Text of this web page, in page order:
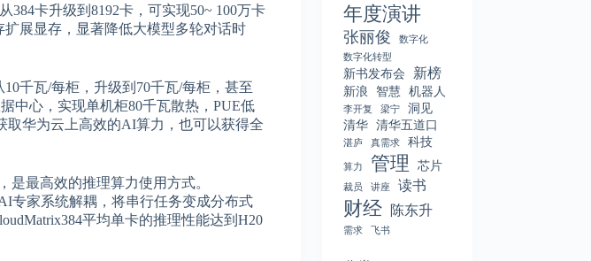
384卡升级到8192卡，可实现50~ 100万卡
展显存，显著降低大模型多轮对话时
千瓦/每柜，升级到70千瓦/每柜，甚至
中心，实现单机柜80千瓦散热，PUE低
取华为云上高效的AI算力，也可以获得全
最高效的推理算力使用方式。
专家系统解耦，将串行任务变成分布式
平均单卡的推理性能达到H20
年度演讲
张丽俊
数字化
数字化转型
新书发布会 新榜
新浪 智慧 机器人
李开复 梁宁
洞见
清华
清华五道口
湛庐 真需求 科技
算力 管理 芯片
裁员 讲座 读书
财经 陈东升
需求 飞书